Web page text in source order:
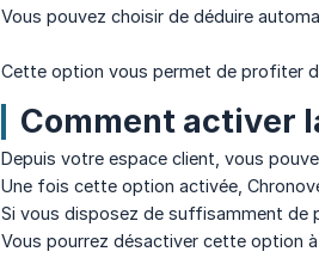
Vous pouvez choisir de déduire
Cette option vous permet de profiter
Comment activer
Depuis votre espace client, vous
Une fois cette option activée,
Si vous disposez de suffisamment de
Vous pourrez désactiver cette option